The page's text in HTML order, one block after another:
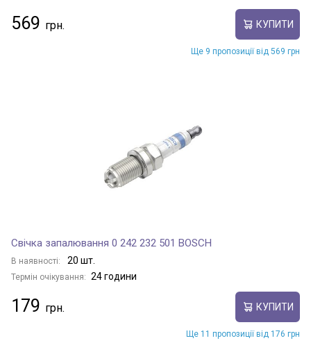
569 КУПИТИ
Ще 9 пропозиції від 569 грн
Свічка запалювання 0 242 232 501 BOSCH
В наявності: 20 шт.
Термін очікування: 24 години
179 КУПИТИ
Ще 11 пропозиції від 176 грн